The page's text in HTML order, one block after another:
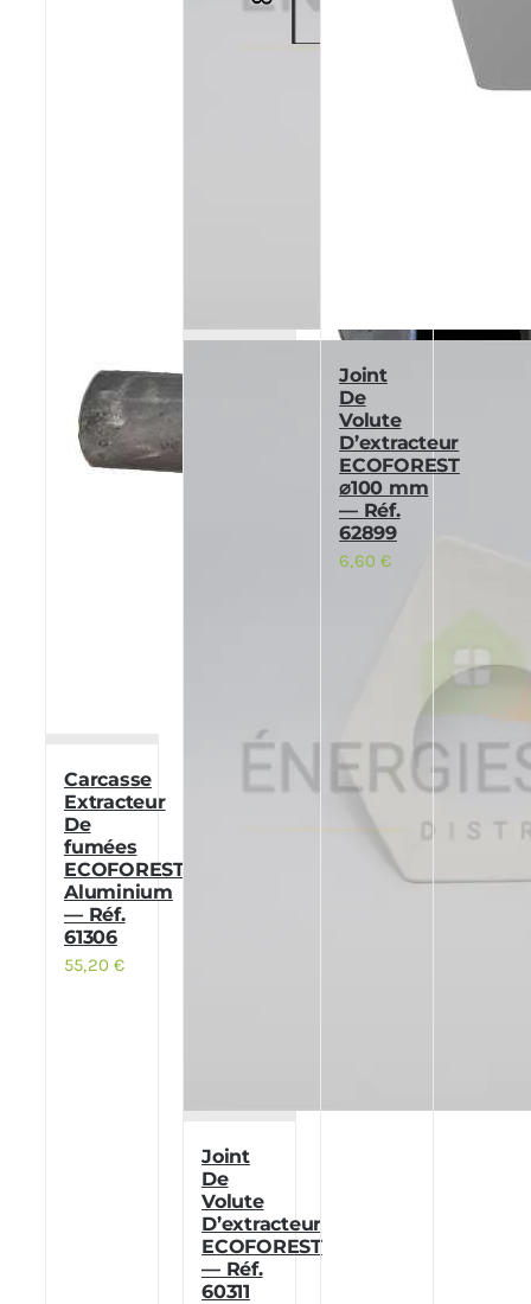
Carcasse
Extracteur
De
fumées
ECOFOREST
Aluminium
— Réf.
61306
55,20€
Joint
De
Volute
D’extracteur
ECOFOREST
— Réf.
60311
Joint
De
Volute
D’extracteur
ECOFOREST
⌀100 mm
— Réf.
62899
6,60€